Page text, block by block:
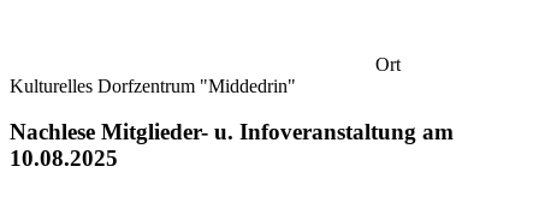
Ort
Kulturelles Dorfzentrum "Middedrin"
Nachlese Mitglieder- u. Infoveranstaltung am
10.08.2025